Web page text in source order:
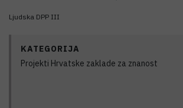
Ljudska DPP III
KATEGORIJA
Projekti Hrvatske zaklade za znanost